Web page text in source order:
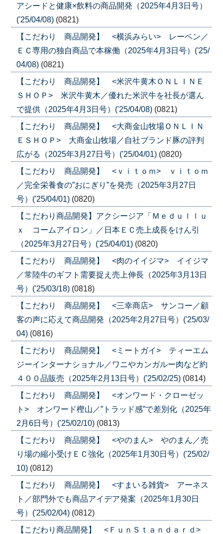
アシードと健康×飲料の商品開発（2025年4月3日号）
('25/04/08) (0821)
【こだわり 商品開発】 <横浜みらい> レーベン／
ＥＣ専用の独自商品で本稼働（2025年4月3日号）('25/
04/08) (0821)
【こだわり 商品開発】 <米沢牛黄木ＯＮＬＩＮＥ
ＳＨＯＰ> 米沢牛黄木／優れた米沢牛を社長が選ん
で提供（2025年4月3日号）('25/04/08) (0821)
【こだわり 商品開発】 <大商金山牧場ＯＮＬＩＮ
ＥＳＨＯＰ> 大商金山牧場／自社ブランド豚の評判
広がる（2025年3月27日号）('25/04/01) (0820)
【こだわり 商品開発】 <ｖｉｔｏｍ> ｖｉｔｏｍ
／完全栄養食の”おにぎり”を発売（2025年3月27日
号）('25/04/01) (0820)
【こだわり商品開発】アクシージア「Ｍｅｄｕｌｌｕ
ｘ コームアイロン」／日本ＥＣ売上成長をけん引
（2025年3月27日号）('25/04/01) (0820)
【こだわり 商品開発】 <肉のイイジマ> イイジマ
／常陸牛のギフト需要捉え売上伸長（2025年3月13日
号）('25/03/18) (0818)
【こだわり 商品開発】 <三幸商店> サンコー／顧
客の声に応えて商品開発（2025年2月27日号）('25/03/
04) (0816)
【こだわり 商品開発】 <ミートガイ> ティーエム
ジーインターナショナル／ワニやカンガルー肉など約
４００品販売（2025年2月13日号）('25/02/25) (0814)
【こだわり 商品開発】 <オンワード・クローゼッ
ト> オンワード樫山／”トラッド感”で差別化（2025年
2月6日号）('25/02/10) (0813)
【こだわり 商品開発】 <やのまん> やのまん／売
り場の縮小受けＥＣ強化（2025年1月30日号）('25/02/
10) (0812)
【こだわり 商品開発】 <すまいる雑貨> アーネス
ト／部門外でも商品アイデア発案（2025年1月30日
号）('25/02/04) (0812)
【こだわり商品開発】 <ＦｕｎＳｔａｎｄａｒｄ>